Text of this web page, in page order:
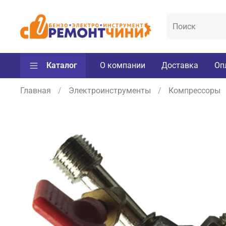
Каталог О компании Доставка
Главная Электроинструменты Компрессоры